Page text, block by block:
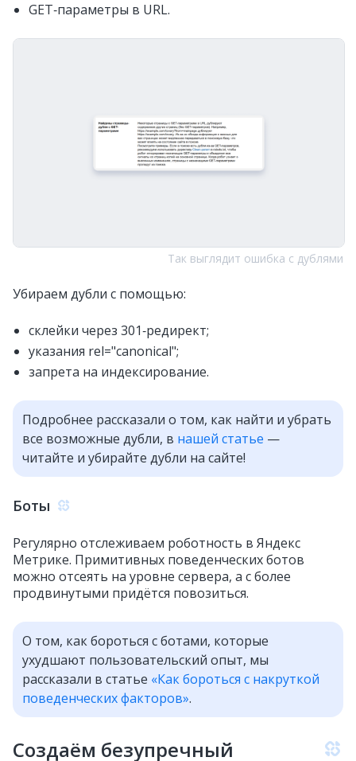
GET‑параметры в URL.
Так выглядит ошибка с дублями
Убираем дубли с помощью:
склейки через 301‑редирект;
указания rel="canonical";
запрета на индексирование.
Подробнее рассказали о том, как найти и убрать
все возможные дубли, в нашей статье —
читайте и убирайте дубли на сайте!
Боты
Регулярно отслеживаем роботность в Яндекс
Метрике. Примитивных поведенческих ботов
можно отсеять на уровне сервера, а с более
продвинутыми придётся повозиться.
О том, как бороться с ботами, которые
ухудшают пользовательский опыт, мы
рассказали в статье «Как бороться с накруткой
поведенческих факторов».
Создаём безупречный